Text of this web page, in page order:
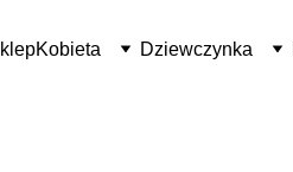
Kobieta Dziewczynka